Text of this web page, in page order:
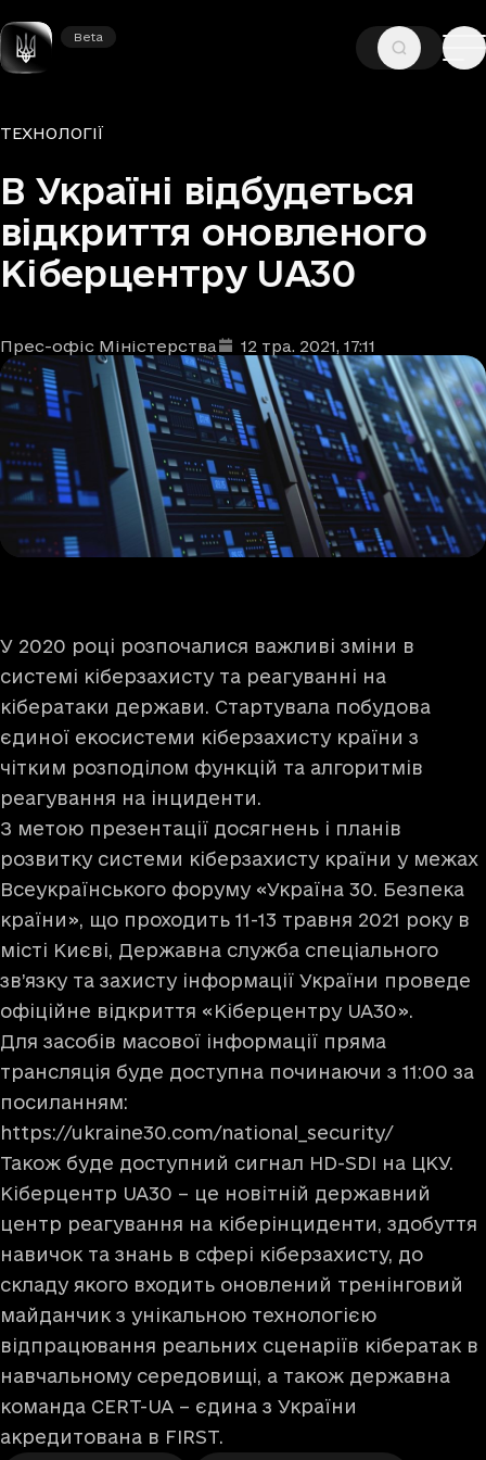
Beta
Beta
ГОЛОВНА —НОВИНИ
Рубрики
ТЕХНОЛОГІЇ
В Україні відбудеться
відкриття оновленого
Кіберцентру UA30
Автори
Прес-офіс Міністерства
Дата та час публікації: 12 тра. 2021, 17:11
У 2020 році розпочалися важливі зміни в
системі кіберзахисту та реагуванні на
кібератаки держави. Стартувала побудова
єдиної екосистеми кіберзахисту країни з
чітким розподілом функцій та алгоритмів
реагування на інциденти.
З метою презентації досягнень і планів
розвитку системи кіберзахисту країни у межах
Всеукраїнського форуму «Україна 30. Безпека
країни», що проходить 11-13 травня 2021 року в
місті Києві, Державна служба спеціального
зв’язку та захисту інформації України проведе
офіційне відкриття «Кіберцентру UA30».
Для засобів масової інформації пряма
трансляція буде доступна починаючи з 11:00 за
посиланням:
https://ukraine30.com/national_security/
Також буде доступний сигнал HD-SDI на ЦКУ.
Кіберцентр UA30 – це новітній державний
центр реагування на кіберінциденти, здобуття
навичок та знань в сфері кіберзахисту, до
складу якого входить оновлений тренінговий
майданчик з унікальною технологією
відпрацювання реальних сценаріїв кібератак в
навчальному середовищі, а також державна
команда CERT-UA – єдина з України
акредитована в FIRST.